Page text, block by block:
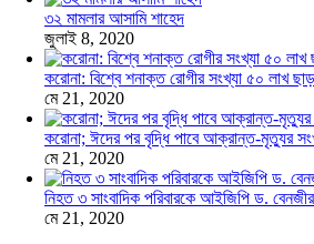
৩২ মামলার আসামি শাহেদ
জুলাই 8, 2020
করোনা: বিশ্বে শনাক্ত রোগীর সংখ্যা ৫০ লাখ
মে 21, 2020
করোনা; ঈদের পর বৃদ্ধি পাবে আক্রান্ত-মৃত্যুর
মে 21, 2020
নিহত ৩ সাংবাদিক পরিবারকে আইজিপি ড.
মে 21, 2020